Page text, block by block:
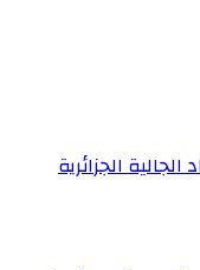
الجزائرية